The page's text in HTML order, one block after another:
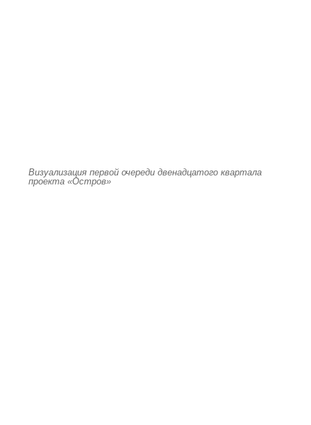
Визуализация первой очереди двенадцатого квартала
проекта «Остров»